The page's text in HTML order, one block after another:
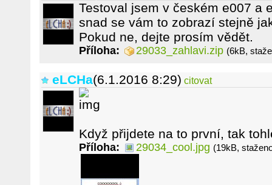
Testoval jsem v českém e007 a
snad se vám to zobrazí stejně
Pokud ne, dejte prosím vědět.
Příloha: 29033_zahlavi.zip (6kB,
eLCHa(6.1.2016 8:29) citovat
Když přijdete na to první, tak
Příloha: 29034_cool.jpg (19kB,